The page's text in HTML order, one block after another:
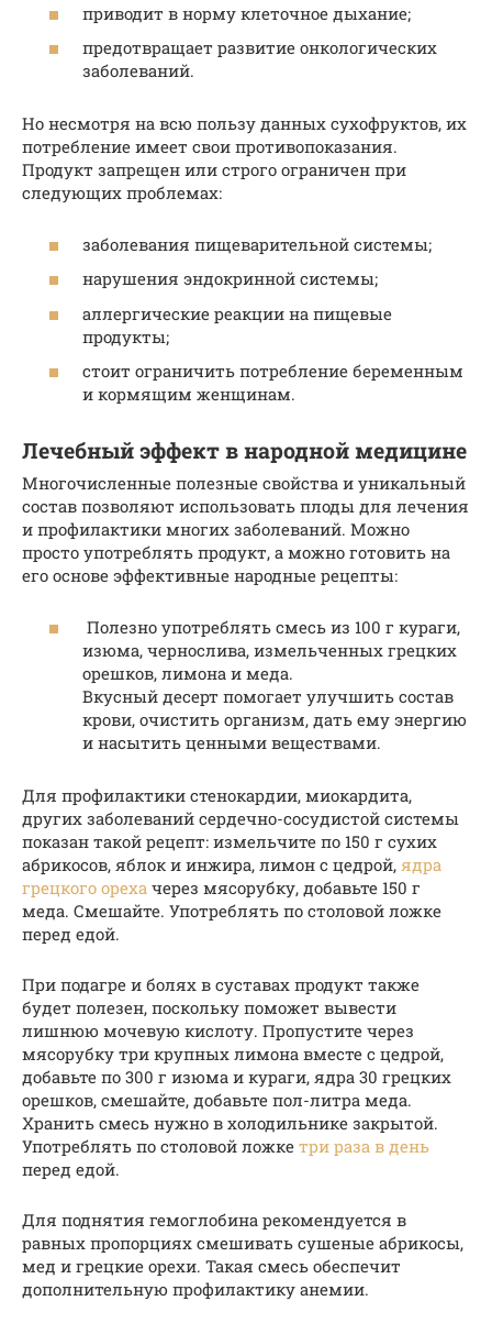
приводит в норму клеточное дыхание;
предотвращает развитие онкологических
заболеваний.
Но несмотря на всю пользу данных сухофруктов, их
потребление имеет свои противопоказания.
Продукт запрещен или строго ограничен при
следующих проблемах:
заболевания пищеварительной системы;
нарушения эндокринной системы;
аллергические реакции на пищевые
продукты;
стоит ограничить потребление беременным
и кормящим женщинам.
Лечебный эффект в народной медицине
Многочисленные полезные свойства и уникальный
состав позволяют использовать плоды для лечения
и профилактики многих заболеваний. Можно
просто употреблять продукт, а можно готовить на
его основе эффективные народные рецепты:
Полезно употреблять смесь из 100 г кураги,
изюма, чернослива, измельченных грецких
орешков, лимона и меда.
Вкусный десерт помогает улучшить состав
крови, очистить организм, дать ему энергию
и насытить ценными веществами.
Для профилактики стенокардии, миокардита,
других заболеваний сердечно-сосудистой системы
показан такой рецепт: измельчите по 150 г сухих
абрикосов, яблок и инжира, лимон с цедрой, ядра
грецкого ореха через мясорубку, добавьте 150 г
меда. Смешайте. Употреблять по столовой ложке
перед едой.
При подагре и болях в суставах продукт также
будет полезен, поскольку поможет вывести
лишнюю мочевую кислоту. Пропустите через
мясорубку три крупных лимона вместе с цедрой,
добавьте по 300 г изюма и кураги, ядра 30 грецких
орешков, смешайте, добавьте пол-литра меда.
Хранить смесь нужно в холодильнике закрытой.
Употреблять по столовой ложке три раза в день
перед едой.
Для поднятия гемоглобина рекомендуется в
равных пропорциях смешивать сушеные абрикосы,
мед и грецкие орехи. Такая смесь обеспечит
дополнительную профилактику анемии.